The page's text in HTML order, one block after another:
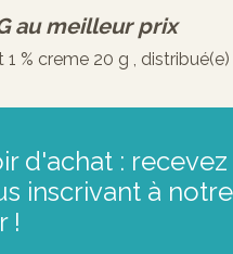
au meilleur prix
% creme 20 g ,
d'achat : recevez
inscrivant à notre
!